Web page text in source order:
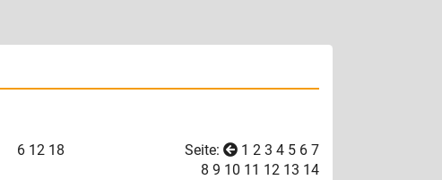
6 12 18 Seite: 1 2 3 4 5 6 7
8 9 10 11 12 13 14